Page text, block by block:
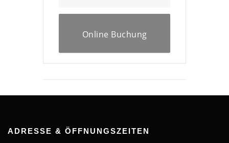
Online Buchung
ADRESSE & ÖFFNUNGSZEITEN